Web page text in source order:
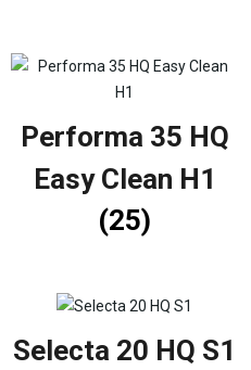
Performa 35 HQ
Easy Clean H1
(25)
Selecta 20 HQ S1